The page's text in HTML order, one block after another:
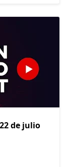
de julio